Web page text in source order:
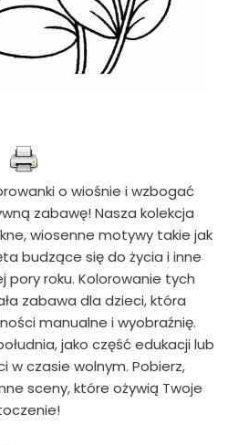
o wiośnie i wzbogać
zabawę! Nasza kolekcja
wiosenne motywy takie jak
budzące się do życia i inne
roku. Kolorowanie tych
zabawa dla dzieci, która
manualne i wyobraźnię.
jako część edukacji lub
w czasie wolnym. Pobierz,
sceny, które ożywią Twoje